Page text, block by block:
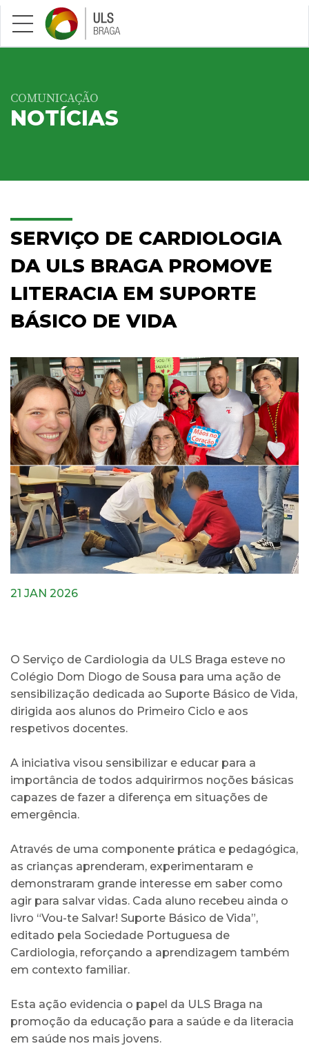
Saltar para conteúdo principal
COMUNICAÇÃO
NOTÍCIAS
SERVIÇO DE CARDIOLOGIA
DA ULS BRAGA PROMOVE
LITERACIA EM SUPORTE
BÁSICO DE VIDA
21 JAN 2026
O Serviço de Cardiologia da ULS Braga esteve no
Colégio Dom Diogo de Sousa para uma ação de
sensibilização dedicada ao Suporte Básico de Vida,
dirigida aos alunos do Primeiro Ciclo e aos
respetivos docentes.
A iniciativa visou sensibilizar e educar para a
importância de todos adquirirmos noções básicas
capazes de fazer a diferença em situações de
emergência.
Através de uma componente prática e pedagógica,
as crianças aprenderam, experimentaram e
demonstraram grande interesse em saber como
agir para salvar vidas. Cada aluno recebeu ainda o
livro “Vou-te Salvar! Suporte Básico de Vida”,
editado pela Sociedade Portuguesa de
Cardiologia, reforçando a aprendizagem também
em contexto familiar.
Esta ação evidencia o papel da ULS Braga na
promoção da educação para a saúde e da literacia
em saúde nos mais jovens.